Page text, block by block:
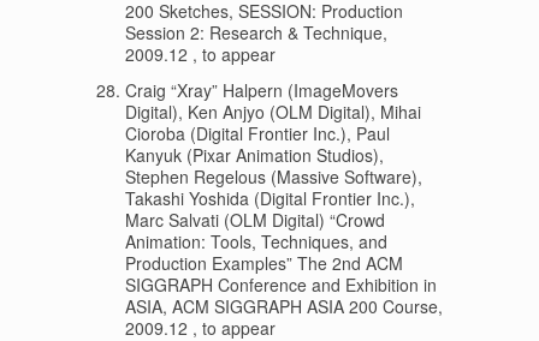
200 Sketches, SESSION: Production
Session 2: Research & Technique,
2009.12 , to appear
Craig “Xray” Halpern (ImageMovers
Digital), Ken Anjyo (OLM Digital), Mihai
Cioroba (Digital Frontier Inc.), Paul
Kanyuk (Pixar Animation Studios),
Stephen Regelous (Massive Software),
Takashi Yoshida (Digital Frontier Inc.),
Marc Salvati (OLM Digital) “Crowd
Animation: Tools, Techniques, and
Production Examples” The 2nd ACM
SIGGRAPH Conference and Exhibition in
ASIA, ACM SIGGRAPH ASIA 200 Course,
2009.12 , to appear